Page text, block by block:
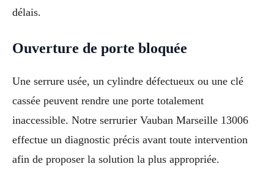
délais.
Ouverture de porte bloquée
Une serrure usée, un cylindre défectueux ou une clé
cassée peuvent rendre une porte totalement
inaccessible. Notre serrurier Vauban Marseille 13006
effectue un diagnostic précis avant toute intervention
afin de proposer la solution la plus appropriée.